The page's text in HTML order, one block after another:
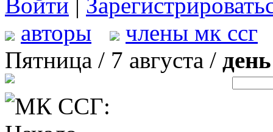
авторы
члены мк ссг
Пятница / 7 августа /